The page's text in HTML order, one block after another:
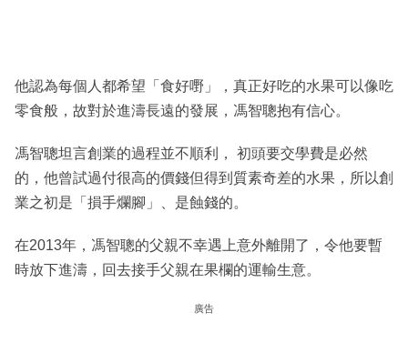
他認為每個人都希望「食好嘢」，真正好吃的水果可以像吃
零食般，故對於進濤長遠的發展，馮智聰抱有信心。
馮智聰坦言創業的過程並不順利， 初頭要交學費是必然
的，他曾試過付很高的價錢但得到質素奇差的水果，所以創
業之初是「損手爛腳」、是蝕錢的。
在2013年，馮智聰的父親不幸遇上意外離開了，令他要暫
時放下進濤，回去接手父親在果欄的運輸生意。
廣告